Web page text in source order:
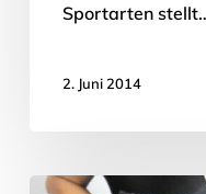
Sportarten
2. Juni 2014